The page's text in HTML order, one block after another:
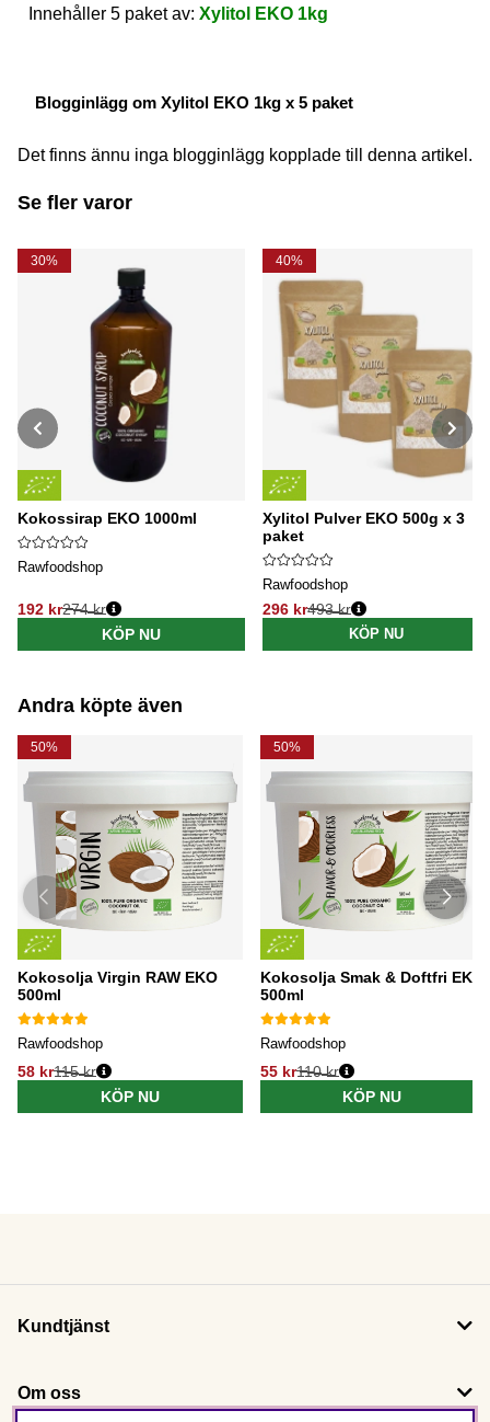
Innehåller 5 paket av: Xylitol EKO 1kg
Blogginlägg om Xylitol EKO 1kg x 5 paket
Det finns ännu inga blogginlägg kopplade till denna artikel.
Se fler varor
30%
Kokossirap EKO 1000ml
Rawfoodshop
192 kr
Ordinarie pris:
274 kr
KÖP NU
40%
Xylitol Pulver EKO 500g x 3
paket
Rawfoodshop
296 kr
Ordinarie pris:
493 kr
KÖP NU
Andra köpte även
50%
Kokosolja Virgin RAW EKO
500ml
Rawfoodshop
58 kr115 kr
KÖP NU
50%
Kokosolja Smak & Doftfri EKO
500ml
Rawfoodshop
55 kr110 kr
KÖP NU
Kundtjänst
Om oss